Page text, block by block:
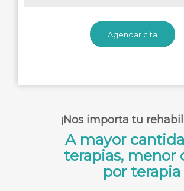
Agendar cita
¡Nos importa tu
A mayor
terapias, menor
por terapia